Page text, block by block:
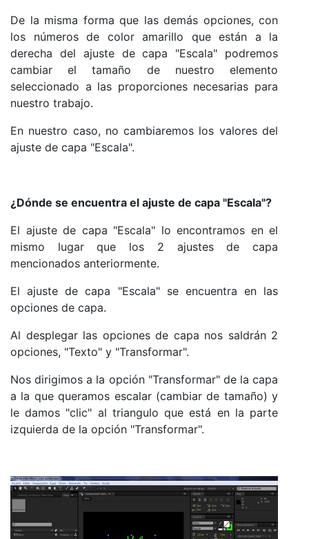
De la misma forma que las demás opciones, con
los números de color amarillo que están a la
derecha del ajuste de capa "Escala" podremos
cambiar el tamaño de nuestro elemento
seleccionado a las proporciones necesarias para
nuestro trabajo.
En nuestro caso, no cambiaremos los valores del
ajuste de capa "Escala".
¿Dónde se encuentra el ajuste de capa "Escala"?
El ajuste de capa "Escala" lo encontramos en el
mismo lugar que los 2 ajustes de capa
mencionados anteriormente.
El ajuste de capa "Escala" se encuentra en las
opciones de capa.
Al desplegar las opciones de capa nos saldrán 2
opciones, "Texto" y "Transformar".
Nos dirigimos a la opción "Transformar" de la capa
a la que queramos escalar (cambiar de tamaño) y
le damos "clic" al triangulo que está en la parte
izquierda de la opción "Transformar".